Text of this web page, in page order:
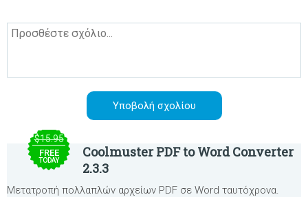
$15.95
FREE
TODAY
Coolmuster PDF to Word Converter
2.3.3
Μετατροπή πολλαπλών αρχείων PDF σε Word ταυτόχρονα.